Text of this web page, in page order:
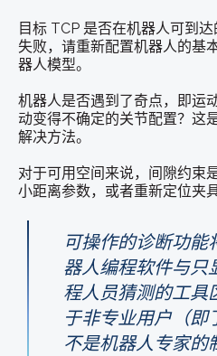
目标 TCP 是否在机器人可到
失败，请重新配置机器人的基
器人模型。
机器人是否遇到了奇点，即运
动变得不确定的关节配置？这
解决方法。
对于可用空间来说，间隙约束
小距离参数，或者重新定位夹具
可操作的诊断功能
器人编程软件与只
程人员猜测的工具
于非专业用户（即
不是机器人专家的